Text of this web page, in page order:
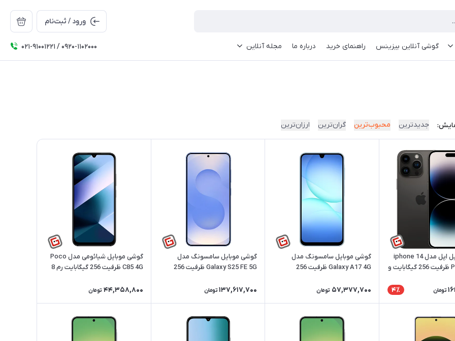
ورود / ثبت‌نام
گوشی آنلاین بیزینس راهنمای خرید درباره ما مجله آنلاین ۰۲۱-91001221 / 0920-1102000
جدیدترین محبوب‌ترین گران‌ترین ارزان‌ترین
گوشی موبایل اپل مدل iphone 14
Pro Max 5G ظرفیت 256 گیگابایت و
تومان 4٪
گوشی موبایل سامسونگ مدل
Galaxy A17 4G ظرفیت 256
57,377,700 تومان
گوشی موبایل سامسونگ مدل
Galaxy S25 FE 5G ظرفیت 256
137,617,700 تومان
گوشی موبایل شیائومی مدل Poco
C85 4G ظرفیت 256 گیگابایت رم 8
44,358,800 تومان